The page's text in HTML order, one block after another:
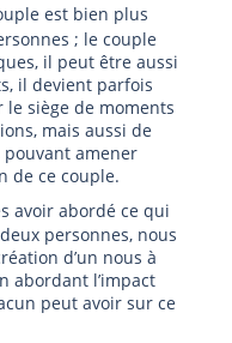
est bien plus
; le couple
il peut être aussi
il devient parfois
siège de moments
mais aussi de
pouvant amener
de ce couple.
avoir abordé ce qui
personnes, nous
d’un nous à
abordant l’impact
peut avoir sur ce